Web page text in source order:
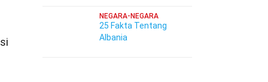
NEGARA-NEGARA
25 Fakta Tentang
Albania